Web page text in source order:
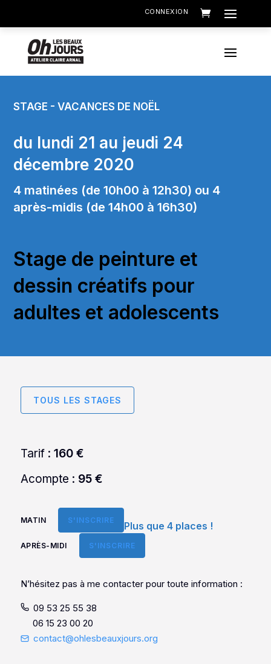
CONNEXION
STAGE - VACANCES DE NOËL
du lundi 21 au jeudi 24
décembre 2020
4 matinées (de 10h00 à 12h30) ou 4
après-midis (de 14h00 à 16h30)
Stage de peinture et
dessin créatifs pour
adultes et adolescents
TOUS LES STAGES
Tarif : 160 €
Acompte : 95 €
MATIN S'INSCRIRE Plus que 4 places !
APRÈS-MIDI S'INSCRIRE
N’hésitez pas à me contacter pour toute information :
09 53 25 55 38
06 15 23 00 20
contact@ohlesbeauxjours.org